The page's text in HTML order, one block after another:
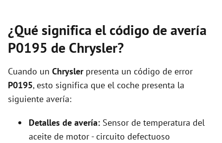
¿Qué significa el código de avería
P0195 de Chrysler?
Cuando un Chryslerpresenta un código de error
P0195, esto significa que el coche presenta la
siguiente avería:
Detalles de avería: Sensor de temperatura del
aceite de motor - circuito defectuoso